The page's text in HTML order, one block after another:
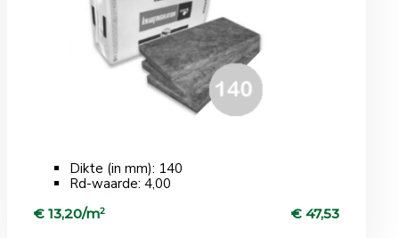
Dikte (in mm): 140
Rd-waarde: 4,00
€ 13,20/m2 € 47,53